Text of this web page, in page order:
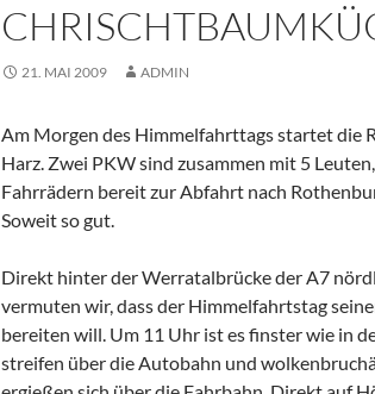
21. MAI 2009 ADMIN
Am Morgen des Himmelfahrttags startet die
Harz. Zwei PKW sind zusammen mit 5
Fahrrädern bereit zur Abfahrt nach
Soweit so gut.
Direkt hinter der Werratalbrücke der A7
vermuten wir, dass der Himmelfahrtstag
bereiten will. Um 11 Uhr ist es finster wie in
streifen über die Autobahn und